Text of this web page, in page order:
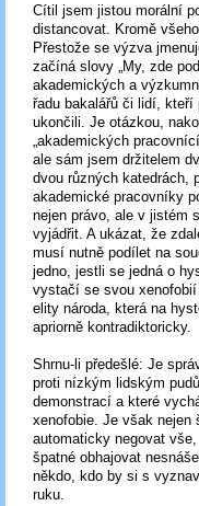
Cítil jsem jistou morální
distancovat. Kromě
Přestože se výzva
začíná slovy „My, zde
akademických a
řadu bakalářů či lidí,
ukončili. Je otázkou,
„akademických
ale sám jsem držitelem
dvou různých katedrách,
akademické pracovníky
nejen právo, ale v jistém
vyjádřit. A ukázat, že
musí nutně podílet na
jedno, jestli se jedná o
vystačí se svou
elity národa, která na
apriorně kontradiktoricky.
Shrnu-li předešlé: Je
proti nízkým lidským
demonstrací a které
xenofobie. Je však nejen
automaticky negovat
špatné obhajovat
někdo, kdo by si s
ruku.